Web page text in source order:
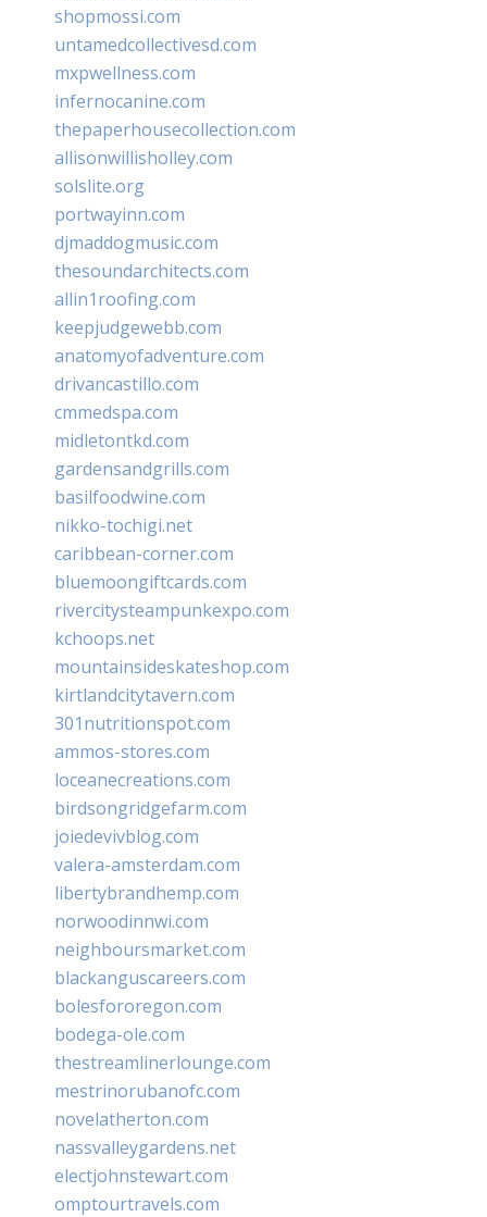
shopmossi.com
untamedcollectivesd.com
mxpwellness.com
infernocanine.com
thepaperhousecollection.com
allisonwillisholley.com
solslite.org
portwayinn.com
djmaddogmusic.com
thesoundarchitects.com
allin1roofing.com
keepjudgewebb.com
anatomyofadventure.com
drivancastillo.com
cmmedspa.com
midletontkd.com
gardensandgrills.com
basilfoodwine.com
nikko-tochigi.net
caribbean-corner.com
bluemoongiftcards.com
rivercitysteampunkexpo.com
kchoops.net
mountainsideskateshop.com
kirtlandcitytavern.com
301nutritionspot.com
ammos-stores.com
loceanecreations.com
birdsongridgefarm.com
joiedevivblog.com
valera-amsterdam.com
libertybrandhemp.com
norwoodinnwi.com
neighboursmarket.com
blackanguscareers.com
bolesfororegon.com
bodega-ole.com
thestreamlinerlounge.com
mestrinorubanofc.com
novelatherton.com
nassvalleygardens.net
electjohnstewart.com
omptourtravels.com